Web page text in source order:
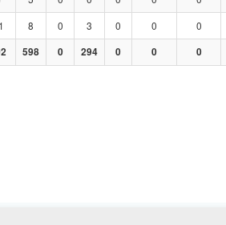
8 0 3 0 0 0
598 0 294 0 0 0